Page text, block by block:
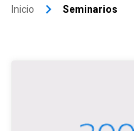
Inicio keyboard_arrow_right Seminarios